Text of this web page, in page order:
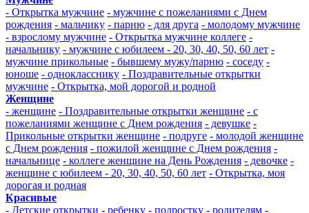
- Открытка мужчине - мужчине с пожеланиями с Днем
рождения - мальчику - парню - для друга - молодому мужчине
- взрослому мужчине - Открытка мужчине коллеге -
начальнику - мужчине с юбилеем - 20, 30, 40, 50, 60 лет -
мужчине прикольные - бывшему мужу/парню - соседу -
юноше - однокласснику - Поздравительные открытки
мужчине - Открытка, мой дорогой и родной
Женщине
- женщине - Поздравительные открытки женщине - с
пожеланиями женщине с Днем рождения - девушке -
Прикольные открытки женщине - подруге - молодой женщине
с Днем рождения - пожилой женщине с Днем рождения -
начальнице - коллеге женщине на День Рождения - девочке -
женщине с юбилеем - 20, 30, 40, 50, 60 лет - Открытка, моя
дорогая и родная
Красивые
- Детские открытки - ребенку - подростку - родителям -